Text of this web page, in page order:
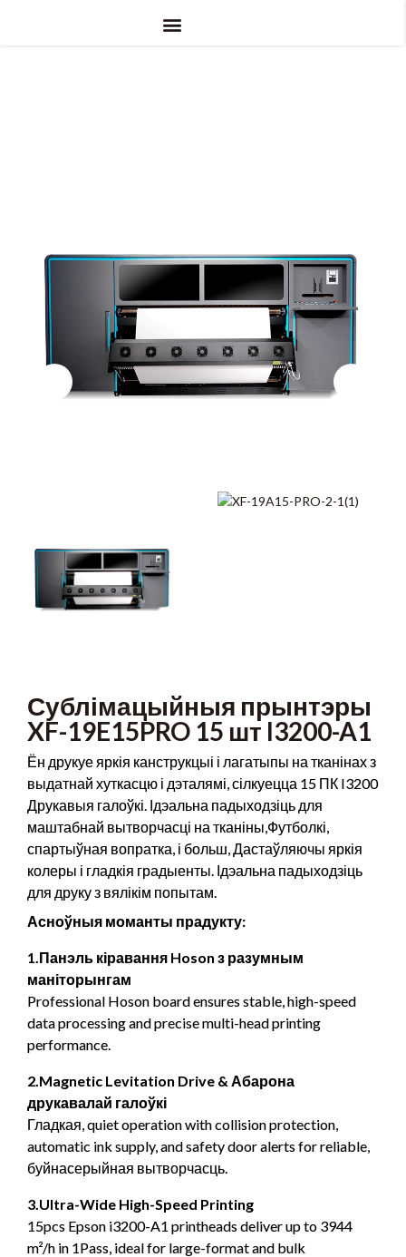
Сублімацыйныя прынтэры
XF-19E15PRO 15 шт I3200-A1
Ён друкуе яркія канструкцыі і лагатыпы на тканінах з
выдатнай хуткасцю і дэталямі, сілкуецца 15 ПК I3200
Друкавыя галоўкі. Ідэальна падыходзіць для
маштабнай вытворчасці на тканіны,Футболкі,
спартыўная вопратка, і больш, Дастаўляючы яркія
колеры і гладкія градыенты. Ідэальна падыходзіць
для друку з вялікім попытам.
Асноўныя моманты прадукту:
1.Панэль кіравання Hoson з разумным
маніторынгам
Professional Hoson board ensures stable high-speed
data processing and precise multi-head printing
performance
2.Magnetic Levitation Drive & Абарона
друкавалай галоўкі
Гладкая, quiet operation with collision protection
automatic ink supply, and safety door alerts for reliable
буйнасерыйная вытворчасць.
3.Ultra-Wide High-Speed Printing
15pcs Epson i3200-A1 printheads deliver up to 3944
m²/h in 1Pass ideal for large-format and bulk